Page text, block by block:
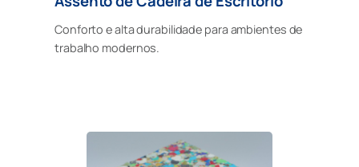
Conforto e alta durabilidade para ambientes de
trabalho modernos.